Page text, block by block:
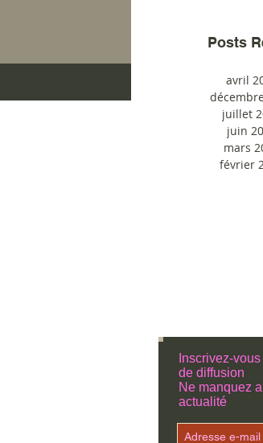
Posts
avril
juillet
juin
mars
février
Inscrivez-
de diffusion
Ne manquez
actualité